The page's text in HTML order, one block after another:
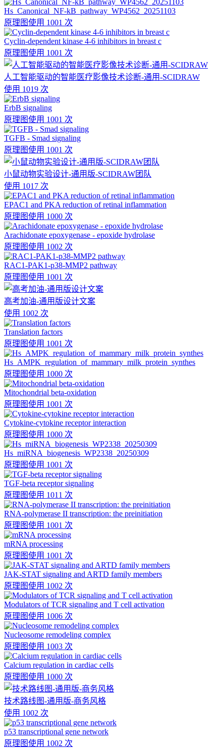
Hs_Canonical_NF-kB_pathway_WP4562_20251103
原理图使用 1001 次
Cyclin-dependent kinase 4-6 inhibitors in breast c
原理图使用 1001 次
人工智能驱动的智能医疗影像技术诊断-通用-SCIDRAW
使用 1019 次
ErbB signaling
原理图使用 1001 次
TGFB - Smad signaling
原理图使用 1001 次
小鼠动物实验设计-通用版-SCIDRAW团队
使用 1017 次
EPAC1 and PKA reduction of retinal inflammation
原理图使用 1000 次
Arachidonate epoxygenase - epoxide hydrolase
原理图使用 1002 次
RAC1-PAK1-p38-MMP2 pathway
原理图使用 1001 次
高考加油-通用版设计文案
使用 1002 次
Translation factors
原理图使用 1001 次
Hs_AMPK_regulation_of_mammary_milk_protein_synthes
原理图使用 1000 次
Mitochondrial beta-oxidation
原理图使用 1001 次
Cytokine-cytokine receptor interaction
原理图使用 1000 次
Hs_miRNA_biogenesis_WP2338_20250309
原理图使用 1001 次
TGF-beta receptor signaling
原理图使用 1011 次
RNA-polymerase II transcription: the preinitiation
原理图使用 1001 次
mRNA processing
原理图使用 1001 次
JAK-STAT signaling and ARTD family members
原理图使用 1002 次
Modulators of TCR signaling and T cell activation
原理图使用 1006 次
Nucleosome remodeling complex
原理图使用 1003 次
Calcium regulation in cardiac cells
原理图使用 1000 次
技术路线图-通用版-商务风格
使用 1002 次
p53 transcriptional gene network
原理图使用 1002 次